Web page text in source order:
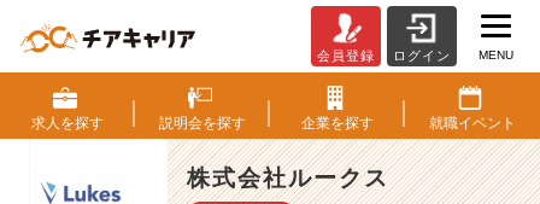
式
会
社
ル
ー
会員登録 ログイン MENU
求人を探す 説明会を探す 企業を探す 就職イベント
株式会社ルークス